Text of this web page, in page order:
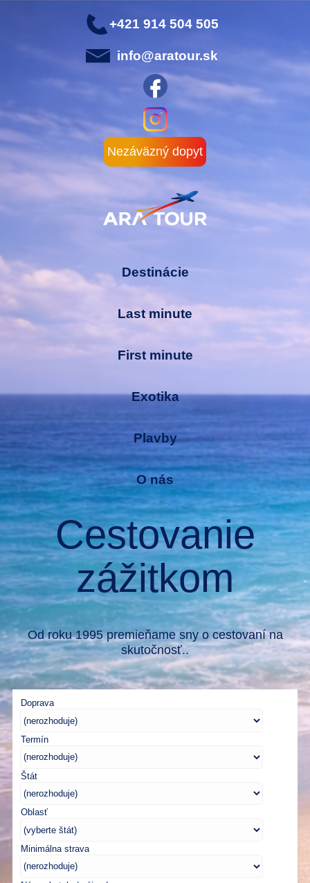
+421 914 504 505
info@aratour.sk
Nezáväzný dopyt
Destinácie
Last minute
First minute
Exotika
Plavby
O nás
Cestovanie
zážitkom
Od roku 1995 premieňame sny o cestovaní na
skutočnosť..
Štát
Doprava
Termín
Oblasť
Minimálna strava